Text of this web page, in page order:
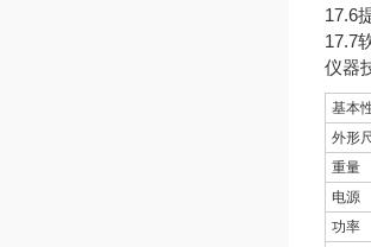
17.6
17.7
仪器
基本
外形
重量
电源
功率